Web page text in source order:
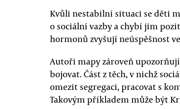
Kvůli nestabilní situaci se děti
o sociální vazby a chybí jim
hormonů zvyšují neúspěšnost
Autoři mapy zároveň
bojovat. Část z těch, v nichž
omezit segregaci, pracovat s
Takovým příkladem může být